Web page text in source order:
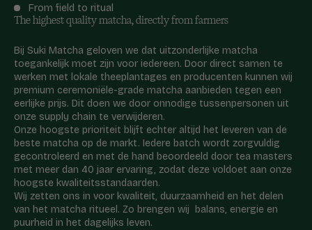
From field to ritual
The highest quality matcha, directly from farmers
Bij Suki Matcha geloven we dat uitzonderlijke matcha
toegankelijk moet zijn voor iedereen. Door direct samen te
werken met lokale theeplantages en producenten kunnen wij
premium ceremoniële-grade matcha aanbieden tegen een
eerlijke prijs. Dit doen we door onnodige tussenpersonen uit
onze supply chain te verwijderen.
Onze hoogste prioriteit blijft echter altijd het leveren van de
beste matcha op de markt. Iedere batch wordt zorgvuldig
gecontroleerd en met de hand beoordeeld door tea masters
met meer dan 40 jaar ervaring, zodat deze voldoet aan onze
hoogste kwaliteitsstandaarden.
Wij zetten ons in voor kwaliteit, duurzaamheid en het delen
van het matcha ritueel. Zo brengen wij balans, energie en
puurheid in het dagelijks leven.